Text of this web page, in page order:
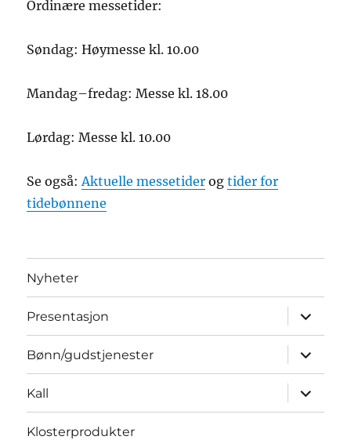
Ordinære messetider:
Søndag: Høymesse kl. 10.00
Mandag–fredag: Messe kl. 18.00
Lørdag: Messe kl. 10.00
Se også:Aktuelle messetider ogtider for
tidebønnene
Nyheter
Presentasjon
Utvid
Bønn/gudstjenester
Utvid
Kall
Utvid
Klosterprodukter